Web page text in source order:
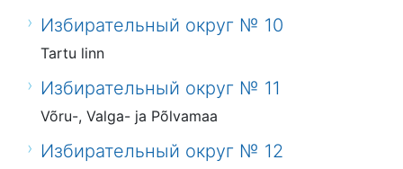
Избирательный округ № 10
Tartu linn
Избирательный округ № 11
Võru-, Valga- ja Põlvamaa
Избирательный округ № 12